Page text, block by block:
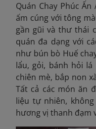
Quán Chay Phúc
ấm cúng với tông
gần gũi và thư thái
quán đa dạng với
như bún bò Huế
lẩu, gỏi, bánh hỏi
chiên mè, bắp non
Tất cả các món ăn
liệu tự nhiên,
hương vị thanh đạm